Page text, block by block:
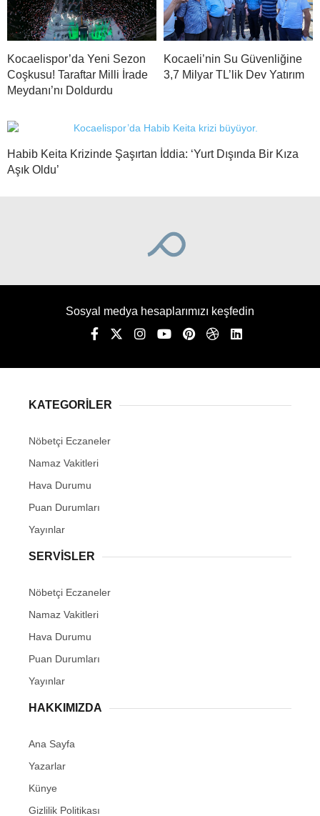
Kocaelispor’da Yeni Sezon
Coşkusu! Taraftar Milli İrade
Meydanı’nı Doldurdu
Kocaeli’nin Su Güvenliğine
3,7 Milyar TL’lik Dev Yatırım
Habib Keita Krizinde Şaşırtan İddia: ‘Yurt Dışında Bir Kıza
Aşık Oldu’
Sosyal medya hesaplarımızı keşfedin
KATEGORİLER
Nöbetçi Eczaneler
Namaz Vakitleri
Hava Durumu
Puan Durumları
Yayınlar
SERVİSLER
Nöbetçi Eczaneler
Namaz Vakitleri
Hava Durumu
Puan Durumları
Yayınlar
HAKKIMIZDA
Ana Sayfa
Yazarlar
Künye
Gizlilik Politikası